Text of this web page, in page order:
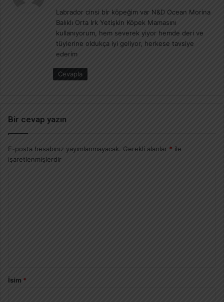
k
i
Labrador cinsi bir köpeğim var N&D Ocean Morina
Balıklı Orta Irk Yetişkin Köpek Mamasını
kullanıyorum, hem severek yiyor hemde deri ve
tüylerine oldukça iyi geliyor, herkese tavsiye
ederim
Cevapla
Bir cevap yazın
E-posta hesabınız yayımlanmayacak. Gerekli alanlar * ile
işaretlenmişlerdir
İsim *